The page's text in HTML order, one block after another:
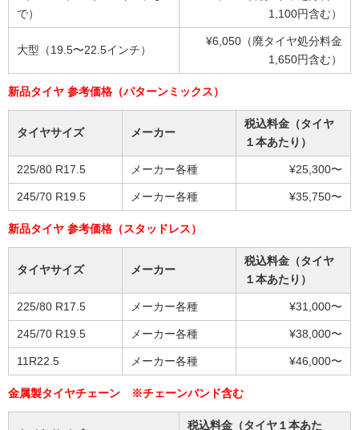
で）
1,100円含む）
大型（19.5〜22.5インチ）
¥6,050（廃タイヤ処分料金
1,650円含む）
新品タイヤ 参考価格（パターンミックス）
タイヤサイズ メーカー
税込料金（タイヤ
１本あたり）
225/80 R17.5 メーカー各種 ¥25,300〜
245/70 R19.5 メーカー各種 ¥35,750〜
新品タイヤ 参考価格（スタッドレス）
タイヤサイズ メーカー
税込料金（タイヤ
１本あたり）
225/80 R17.5 メーカー各種 ¥31,000〜
245/70 R19.5 メーカー各種 ¥38,000〜
11R22.5 メーカー各種 ¥46,000〜
金属製タイヤチェーン ※チェーンバンド含む
税込料金（タイヤ１本あた